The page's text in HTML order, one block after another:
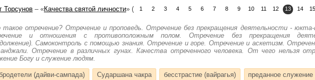
Торсунов – «Качества святой личности» ( 1 2 3 4 5 6 7 8 9 10 11 12 13 14 15
отречение? Отречение и проповедь. Отречение без прекращения деятельности - юкта-
и отношения с противоположным полом. Отречение без прекращения
Самоконтроль с помощью знания. Отречение и горе. Отречение и аскетизм.
Отречение в различных гунах. Качества отреченного человека. От чего нельзя
Богу и служение людям.
(дайви-сампада) Сударшана чакра бесстрастие (вайрагья) преданное служение